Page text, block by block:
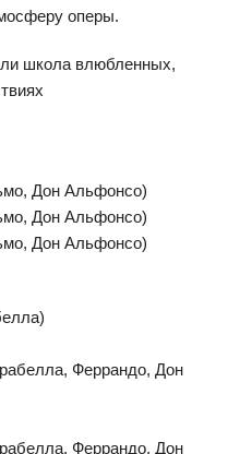
оперы.
школа влюбленных,
Дон Альфонсо)
Дон Альфонсо)
Дон Альфонсо)
Феррандо, Дон
Феррандо, Дон